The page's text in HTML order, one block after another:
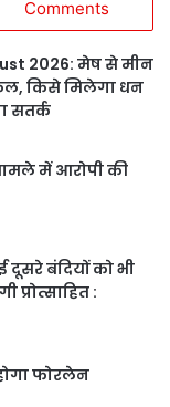
Comments
2026: मेष से मीन
किसे मिलेगा धन
सतर्क
में आरोपी की
दूसरे बंदियों को भी
:
फोरलेन